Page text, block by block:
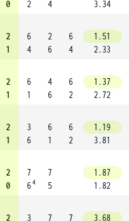
0
2
4
3.34
2
1
6
4
2
6
6
4
1.51
2.33
2
1
6
1
4
6
6
2
1.37
2.72
2
1
3
6
6
1
6
2
1.19
3.81
2
0
7
64
7
5
1.87
1.82
2
3
7
7
3.68